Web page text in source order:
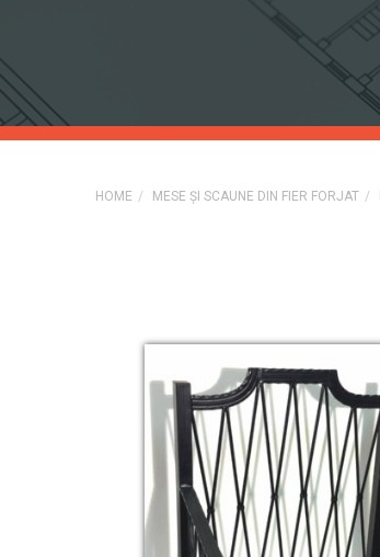
HOME MESE ȘI SCAUNE DIN FIER FORJAT